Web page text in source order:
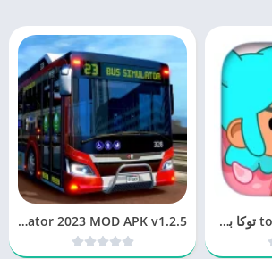
تحميل toca life world توكا بوكا مجانًا Bus Simulator 2023 MOD APK v1.2.5